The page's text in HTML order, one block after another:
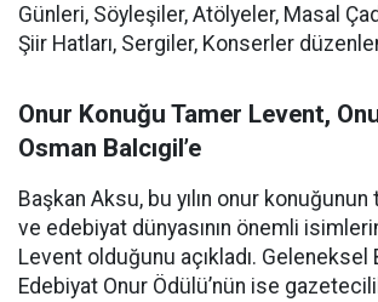
Günleri, Söyleşiler, Atölyeler, Masal
Şiir Hatları, Sergiler, Konserler
Onur Konuğu Tamer Levent,
Osman Balcıgil’e
Başkan Aksu, bu yılın onur
ve edebiyat dünyasının önemli
Levent olduğunu açıkladı. Geleneksel
Edebiyat Onur Ödülü’nün ise